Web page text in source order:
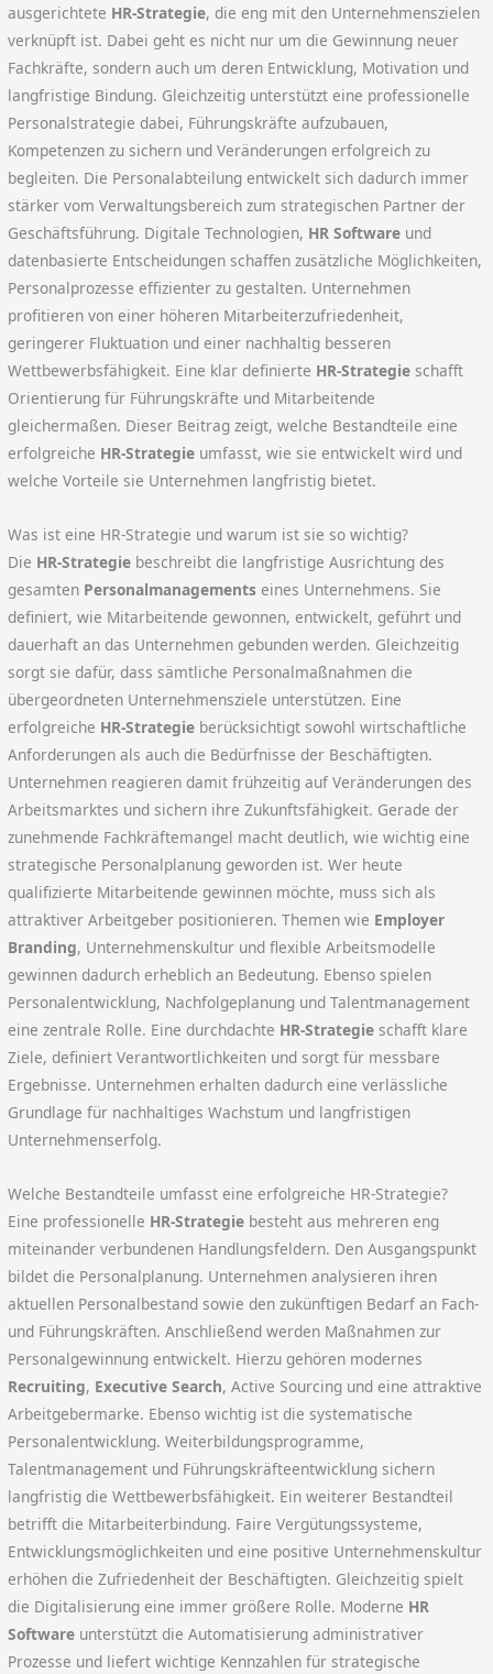
ausgerichtete HR-Strategie, die eng mit den Unternehmenszielen
verknüpft ist. Dabei geht es nicht nur um die Gewinnung neuer
Fachkräfte, sondern auch um deren Entwicklung, Motivation und
langfristige Bindung. Gleichzeitig unterstützt eine professionelle
Personalstrategie dabei, Führungskräfte aufzubauen,
Kompetenzen zu sichern und Veränderungen erfolgreich zu
begleiten. Die Personalabteilung entwickelt sich dadurch immer
stärker vom Verwaltungsbereich zum strategischen Partner der
Geschäftsführung. Digitale Technologien, HR Software und
datenbasierte Entscheidungen schaffen zusätzliche Möglichkeiten,
Personalprozesse effizienter zu gestalten. Unternehmen
profitieren von einer höheren Mitarbeiterzufriedenheit,
geringerer Fluktuation und einer nachhaltig besseren
Wettbewerbsfähigkeit. Eine klar definierte HR-Strategie schafft
Orientierung für Führungskräfte und Mitarbeitende
gleichermaßen. Dieser Beitrag zeigt, welche Bestandteile eine
erfolgreiche HR-Strategie umfasst, wie sie entwickelt wird und
welche Vorteile sie Unternehmen langfristig bietet.
Was ist eine HR-Strategie und warum ist sie so wichtig?
Die HR-Strategie beschreibt die langfristige Ausrichtung des
gesamten Personalmanagements eines Unternehmens. Sie
definiert, wie Mitarbeitende gewonnen, entwickelt, geführt und
dauerhaft an das Unternehmen gebunden werden. Gleichzeitig
sorgt sie dafür, dass sämtliche Personalmaßnahmen die
übergeordneten Unternehmensziele unterstützen. Eine
erfolgreiche HR-Strategie berücksichtigt sowohl wirtschaftliche
Anforderungen als auch die Bedürfnisse der Beschäftigten.
Unternehmen reagieren damit frühzeitig auf Veränderungen des
Arbeitsmarktes und sichern ihre Zukunftsfähigkeit. Gerade der
zunehmende Fachkräftemangel macht deutlich, wie wichtig eine
strategische Personalplanung geworden ist. Wer heute
qualifizierte Mitarbeitende gewinnen möchte, muss sich als
attraktiver Arbeitgeber positionieren. Themen wie Employer
Branding, Unternehmenskultur und flexible Arbeitsmodelle
gewinnen dadurch erheblich an Bedeutung. Ebenso spielen
Personalentwicklung, Nachfolgeplanung und Talentmanagement
eine zentrale Rolle. Eine durchdachte HR-Strategie schafft klare
Ziele, definiert Verantwortlichkeiten und sorgt für messbare
Ergebnisse. Unternehmen erhalten dadurch eine verlässliche
Grundlage für nachhaltiges Wachstum und langfristigen
Unternehmenserfolg.
Welche Bestandteile umfasst eine erfolgreiche HR-Strategie?
Eine professionelle HR-Strategie besteht aus mehreren eng
miteinander verbundenen Handlungsfeldern. Den Ausgangspunkt
bildet die Personalplanung. Unternehmen analysieren ihren
aktuellen Personalbestand sowie den zukünftigen Bedarf an Fach-
und Führungskräften. Anschließend werden Maßnahmen zur
Personalgewinnung entwickelt. Hierzu gehören modernes
Recruiting, Executive Search, Active Sourcing und eine attraktive
Arbeitgebermarke. Ebenso wichtig ist die systematische
Personalentwicklung. Weiterbildungsprogramme,
Talentmanagement und Führungskräfteentwicklung sichern
langfristig die Wettbewerbsfähigkeit. Ein weiterer Bestandteil
betrifft die Mitarbeiterbindung. Faire Vergütungssysteme,
Entwicklungsmöglichkeiten und eine positive Unternehmenskultur
erhöhen die Zufriedenheit der Beschäftigten. Gleichzeitig spielt
die Digitalisierung eine immer größere Rolle. Moderne HR
Software unterstützt die Automatisierung administrativer
Prozesse und liefert wichtige Kennzahlen für strategische